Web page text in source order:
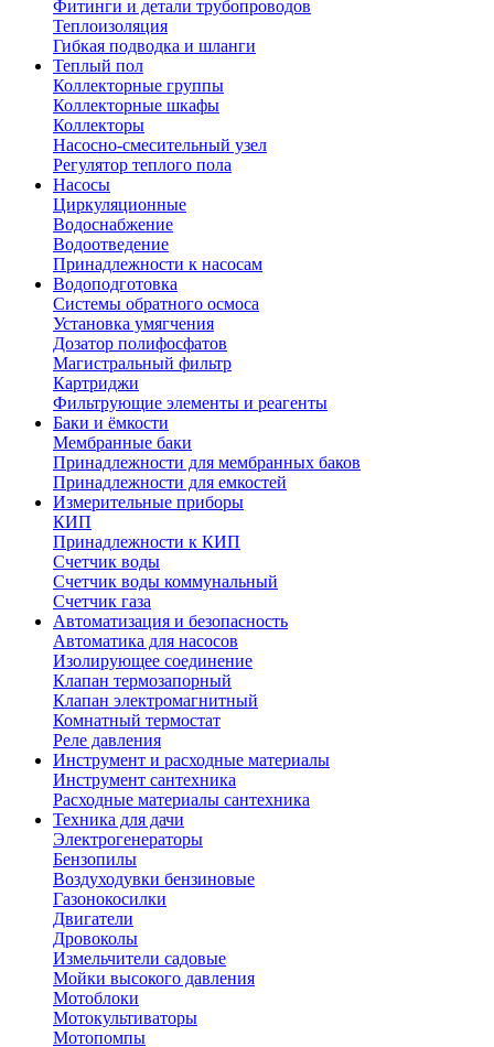
Фитинги и детали трубопроводов
Теплоизоляция
Гибкая подводка и шланги
Теплый пол
Коллекторные группы
Коллекторные шкафы
Коллекторы
Насосно-смесительный узел
Регулятор теплого пола
Насосы
Циркуляционные
Водоснабжение
Водоотведение
Принадлежности к насосам
Водоподготовка
Системы обратного осмоса
Установка умягчения
Дозатор полифосфатов
Магистральный фильтр
Картриджи
Фильтрующие элементы и реагенты
Баки и ёмкости
Мембранные баки
Принадлежности для мембранных баков
Принадлежности для емкостей
Измерительные приборы
КИП
Принадлежности к КИП
Счетчик воды
Счетчик воды коммунальный
Счетчик газа
Автоматизация и безопасность
Автоматика для насосов
Изолирующее соединение
Клапан термозапорный
Клапан электромагнитный
Комнатный термостат
Реле давления
Инструмент и расходные материалы
Инструмент сантехника
Расходные материалы сантехника
Техника для дачи
Электрогенераторы
Бензопилы
Воздуходувки бензиновые
Газонокосилки
Двигатели
Дровоколы
Измельчители садовые
Мойки высокого давления
Мотоблоки
Мотокультиваторы
Мотопомпы